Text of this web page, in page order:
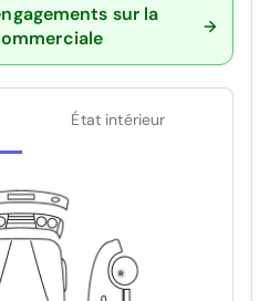
sur la
État intérieur